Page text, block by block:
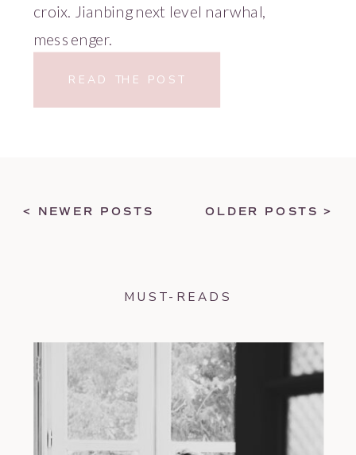
croix. Jianbing next level narwhal,
messenger.
READ THE POST
OLDER POSTS >
< NEWER POSTS
MUST-READS